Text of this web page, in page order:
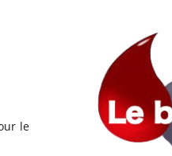
le